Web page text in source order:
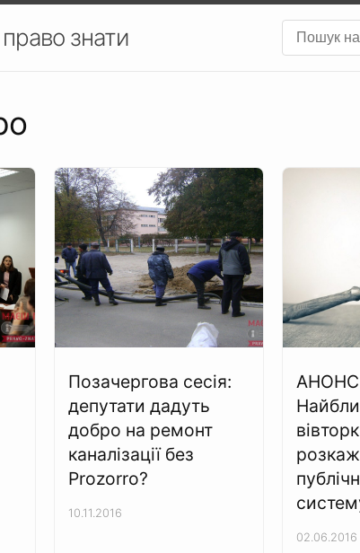
знати
Позачергова сесія:
депутати дадуть
добро на ремонт
каналізації без
Prozorro?
10.11.2016
02.06.2016